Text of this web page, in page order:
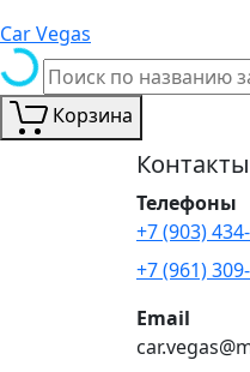
Car Vegas
Корзина
Контакты
Телефоны
+7 (903)
+7 (961)
Email